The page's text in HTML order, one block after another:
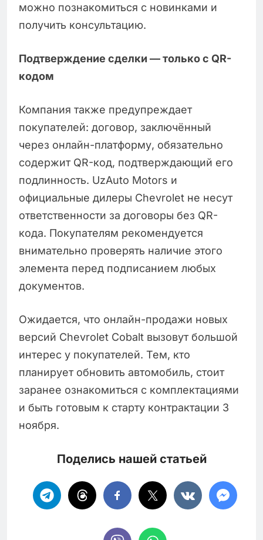
можно познакомиться с новинками и
получить консультацию.
Подтверждение сделки — только с QR-
кодом
Компания также предупреждает
покупателей: договор, заключённый
через онлайн-платформу, обязательно
содержит QR-код, подтверждающий его
подлинность. UzAuto Motors и
официальные дилеры Chevrolet не несут
ответственности за договоры без QR-
кода. Покупателям рекомендуется
внимательно проверять наличие этого
элемента перед подписанием любых
документов.
Ожидается, что онлайн-продажи новых
версий Chevrolet Cobalt вызовут большой
интерес у покупателей. Тем, кто
планирует обновить автомобиль, стоит
заранее ознакомиться с комплектациями
и быть готовым к старту контрактации 3
ноября.
Поделись нашей статьей